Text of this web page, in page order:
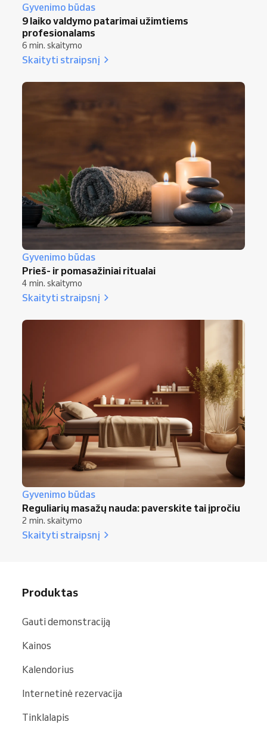
Gyvenimo būdas
9 laiko valdymo patarimai užimtiems
profesionalams
6 min. skaitymo
Skaityti straipsnį
Gyvenimo būdas
Prieš- ir pomasažiniai ritualai
4 min. skaitymo
Skaityti straipsnį
Gyvenimo būdas
Reguliarių masažų nauda: paverskite tai įpročiu
2 min. skaitymo
Skaityti straipsnį
Produktas
Gauti demonstraciją
Kainos
Kalendorius
Internetinė rezervacija
Tinklalapis